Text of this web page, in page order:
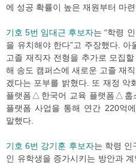
에 성공 확률이 높은 재원부터 마
기호 5번 임대근 후보자는 “학령
을 유치해야 한다”고 주장했다. 아
고졸 재직자 전형을 추가로 모집
해 송도 캠퍼스에 새로운 고졸 재
겠다는 포부를 밝혔다. 또 재정
플랫폼△한국어 교육 플랫폼△훕
플랫폼 사업을 통해 연간 220억
말했다.
기호 6번 강기훈 후보자는 학령 인
인 유학생을 증가시키는 방안과